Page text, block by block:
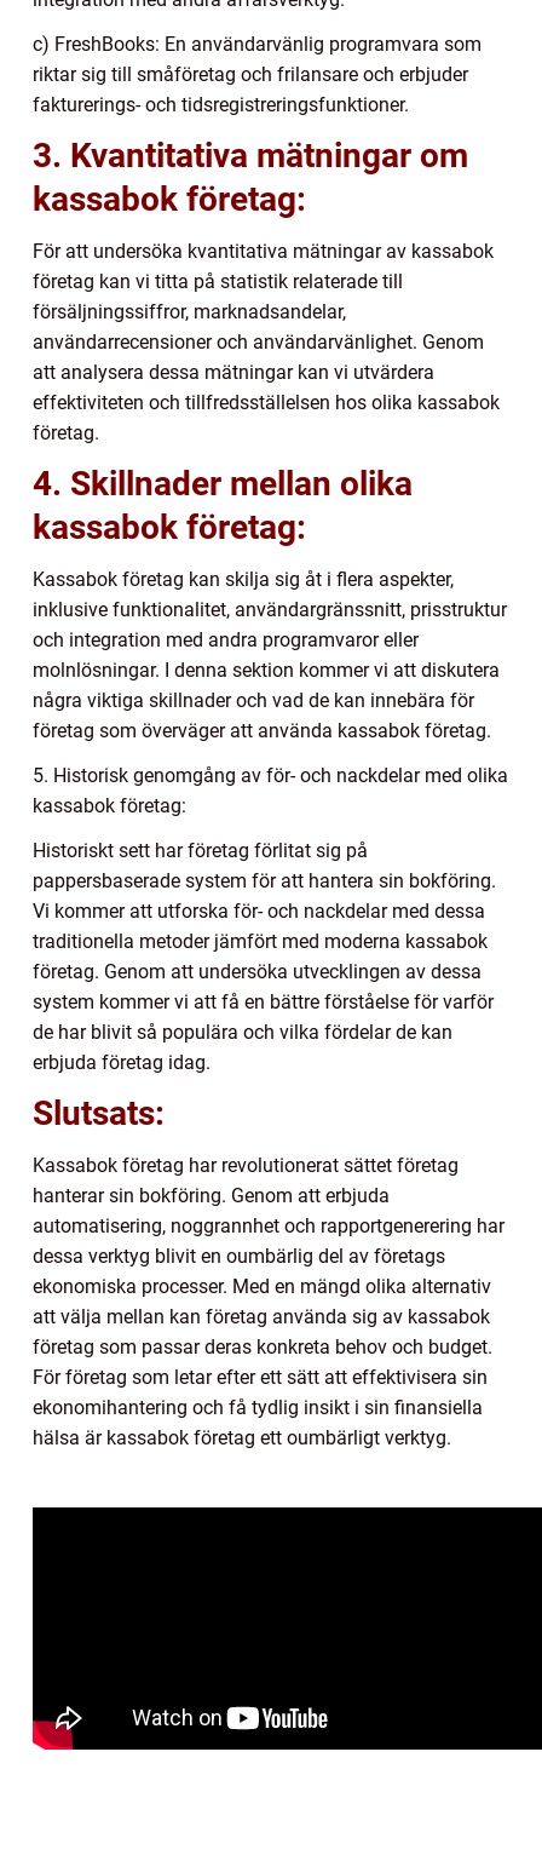
c) FreshBooks: En användarvänlig programvara som
riktar sig till småföretag och frilansare och erbjuder
fakturerings- och tidsregistreringsfunktioner.
3. Kvantitativa mätningar om
kassabok företag:
För att undersöka kvantitativa mätningar av kassabok
företag kan vi titta på statistik relaterade till
försäljningssiffror, marknadsandelar,
användarrecensioner och användarvänlighet. Genom
att analysera dessa mätningar kan vi utvärdera
effektiviteten och tillfredsställelsen hos olika kassabok
företag.
4. Skillnader mellan olika
kassabok företag:
Kassabok företag kan skilja sig åt i flera aspekter,
inklusive funktionalitet, användargränssnitt, prisstruktur
och integration med andra programvaror eller
molnlösningar. I denna sektion kommer vi att diskutera
några viktiga skillnader och vad de kan innebära för
företag som överväger att använda kassabok företag.
5. Historisk genomgång av för- och nackdelar med olika
kassabok företag:
Historiskt sett har företag förlitat sig på
pappersbaserade system för att hantera sin bokföring.
Vi kommer att utforska för- och nackdelar med dessa
traditionella metoder jämfört med moderna kassabok
företag. Genom att undersöka utvecklingen av dessa
system kommer vi att få en bättre förståelse för varför
de har blivit så populära och vilka fördelar de kan
erbjuda företag idag.
Slutsats:
Kassabok företag har revolutionerat sättet företag
hanterar sin bokföring. Genom att erbjuda
automatisering, noggrannhet och rapportgenerering har
dessa verktyg blivit en oumbärlig del av företags
ekonomiska processer. Med en mängd olika alternativ
att välja mellan kan företag använda sig av kassabok
företag som passar deras konkreta behov och budget.
För företag som letar efter ett sätt att effektivisera sin
ekonomihantering och få tydlig insikt i sin finansiella
hälsa är kassabok företag ett oumbärligt verktyg.